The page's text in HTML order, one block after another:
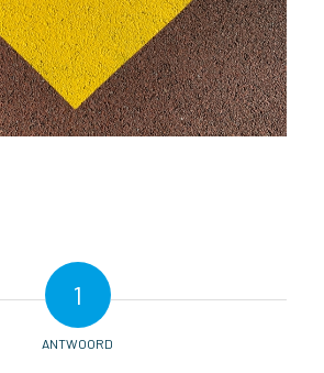
1
ANTWOORD